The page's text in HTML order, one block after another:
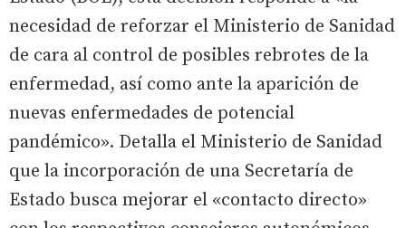
necesidad de reforzar el Ministerio de Sanidad
de cara al control de posibles rebrotes de la
enfermedad, así como ante la aparición de
nuevas enfermedades de potencial
pandémico». Detalla el Ministerio de Sanidad
que la incorporación de una Secretaría de
Estado busca mejorar el «contacto directo»